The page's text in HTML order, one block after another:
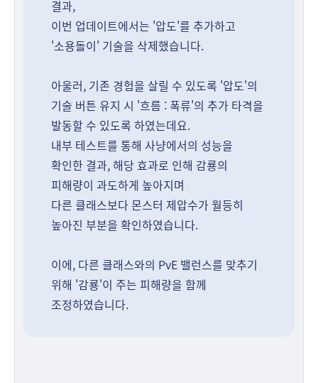
결과,
이번 업데이트에서는 '압도'를 추가하고
'소용돌이' 기술을 삭제했습니다.
아울러, 기존 경험을 살릴 수 있도록 '압도'의
기술 버튼 유지 시 '흐름 : 폭류'의 추가 타격을
발동할 수 있도록 하였는데요.
내부 테스트를 통해 사냥에서의 성능을
확인한 결과, 해당 효과로 인해 감룡의
피해량이 과도하게 높아지며
다른 클래스보다 몬스터 제압수가 월등히
높아진 부분을 확인하였습니다.
이에, 다른 클래스와의 PvE 밸런스를 맞추기
위해 '감룡'이 주는 피해량을 함께
조정하였습니다.